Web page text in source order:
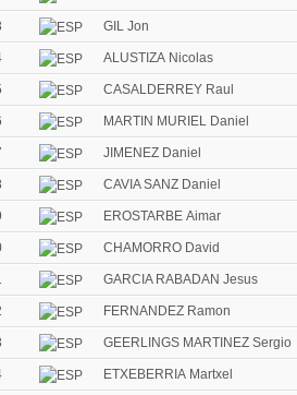
GIL Jon
ALUSTIZA Nicolas
CASALDERREY Raul
MARTIN MURIEL Daniel
JIMENEZ Daniel
CAVIA SANZ Daniel
EROSTARBE Aimar
CHAMORRO David
GARCIA RABADAN Jesus
FERNANDEZ Ramon
GEERLINGS MARTINEZ Sergio
ETXEBERRIA Martxel